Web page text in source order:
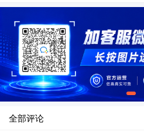
全部评论